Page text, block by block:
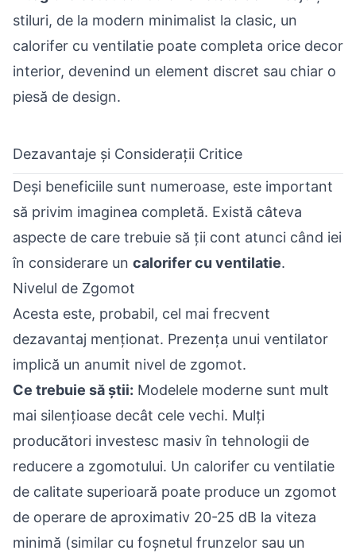
stiluri, de la modern minimalist la clasic, un
calorifer cu ventilatie poate completa orice decor
interior, devenind un element discret sau chiar o
piesă de design.
Dezavantaje și Considerații Critice
Deși beneficiile sunt numeroase, este important
să privim imaginea completă. Există câteva
aspecte de care trebuie să ții cont atunci când iei
în considerare un calorifer cu ventilatie.
Nivelul de Zgomot
Acesta este, probabil, cel mai frecvent
dezavantaj menționat. Prezența unui ventilator
implică un anumit nivel de zgomot.
Ce trebuie să știi: Modelele moderne sunt mult
mai silențioase decât cele vechi. Mulți
producători investesc masiv în tehnologii de
reducere a zgomotului. Un calorifer cu ventilatie
de calitate superioară poate produce un zgomot
de operare de aproximativ 20-25 dB la viteza
minimă (similar cu foșnetul frunzelor sau un